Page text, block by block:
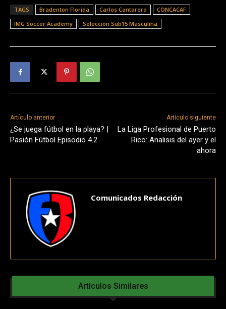
TAGS Bradenton Florida Carlos Cantarero
CONCACAF
IMG Soccer Academy
Selección Sub15 Masculina
Artículo anterior
¿Se juega fútbol en la playa? |
Pasión Fútbol Episodio 4.2
Artículo siguiente
La Liga Profesional de Puerto
Rico: Analisis del ayer y el
ahora
Comunicados Redacción
Artículos Similares